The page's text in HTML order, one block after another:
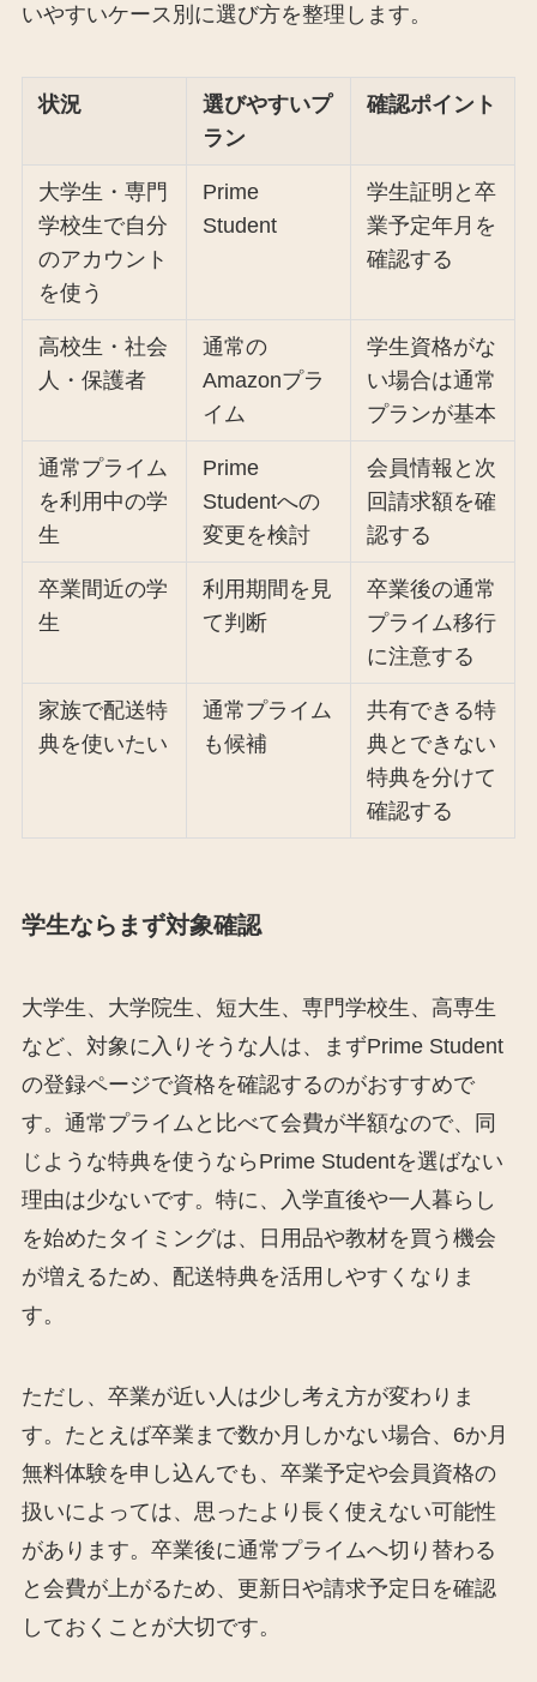
いやすいケース別に選び方を整理します。
状況
選びやすいプ
ラン
確認ポイント
大学生・専門
学校生で自分
のアカウント
を使う
Prime
Student
学生証明と卒
業予定年月を
確認する
高校生・社会
人・保護者
通常の
Amazonプラ
イム
学生資格がな
い場合は通常
プランが基本
通常プライム
を利用中の学
生
Prime
Studentへの
変更を検討
会員情報と次
回請求額を確
認する
卒業間近の学
生
利用期間を見
て判断
卒業後の通常
プライム移行
に注意する
家族で配送特
典を使いたい
通常プライム
も候補
共有できる特
典とできない
特典を分けて
確認する
学生ならまず対象確認
大学生、大学院生、短大生、専門学校生、高専生
など、対象に入りそうな人は、まずPrime Student
の登録ページで資格を確認するのがおすすめで
す。通常プライムと比べて会費が半額なので、同
じような特典を使うならPrime Studentを選ばない
理由は少ないです。特に、入学直後や一人暮らし
を始めたタイミングは、日用品や教材を買う機会
が増えるため、配送特典を活用しやすくなりま
す。
ただし、卒業が近い人は少し考え方が変わりま
す。たとえば卒業まで数か月しかない場合、6か月
無料体験を申し込んでも、卒業予定や会員資格の
扱いによっては、思ったより長く使えない可能性
があります。卒業後に通常プライムへ切り替わる
と会費が上がるため、更新日や請求予定日を確認
しておくことが大切です。